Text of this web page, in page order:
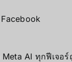
AI ทุกฟีเจอ